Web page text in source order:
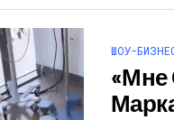
ШОУ-
«Мне